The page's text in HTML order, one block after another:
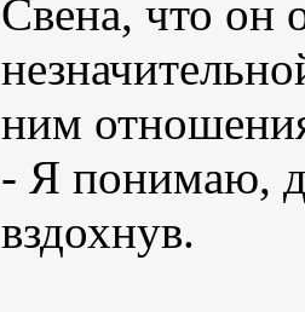
Свена, что он
ним
- Я понимаю,
вздохнув.